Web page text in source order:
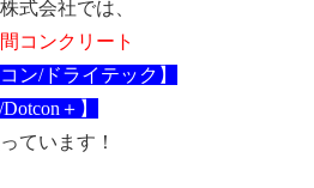
式会社では、
コンクリート
ン/ドライテック】
Dotcon＋】
ています！